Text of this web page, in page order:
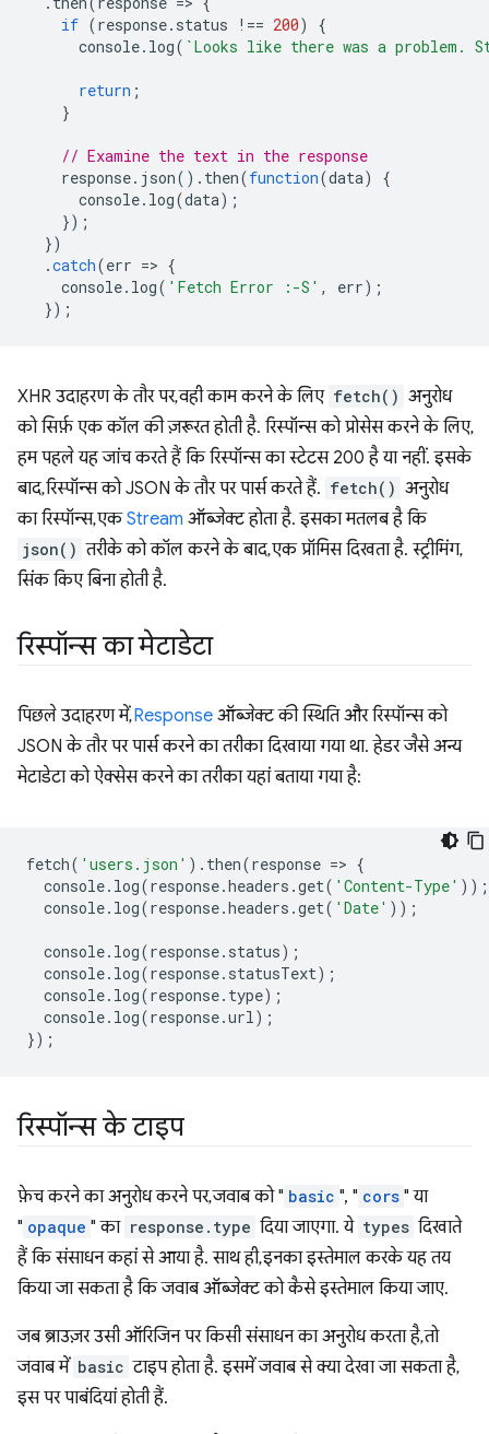
if (response. status !== 200)
{
console. log( `Looks like there was a problem.
return ;
}
// Examine the text in the response
response. json(). then(function(data)
{
console. log(data);
});
})
.catch(err => {
console. log( 'Fetch Error :-S' , err);
});
XHR उदाहरण के तौर पर, वही काम करने के लिए fetch() अनुरोध
को सिर्फ़ एक कॉल की ज़रूरत होती है. रिस्पॉन्स को प्रोसेस करने के लिए,
हम पहले यह जांच करते हैं कि रिस्पॉन्स का स्टेटस 200 है या नहीं. इसके
बाद, रिस्पॉन्स को JSON के तौर पर पार्स करते हैं. fetch() अनुरोध
का रिस्पॉन्स, एकStream ऑब्जेक्ट होता है. इसका मतलब है कि
json() तरीके को कॉल करने के बाद, एक प्रॉमिस दिखता है. स्ट्रीमिंग,
सिंक किए बिना होती है.
रिस्पॉन्स का मेटाडेटा
पिछले उदाहरण में,Response ऑब्जेक्ट की स्थिति और रिस्पॉन्स को
JSON के तौर पर पार्स करने का तरीका दिखाया गया था. हेडर जैसे अन्य
मेटाडेटा को ऐक्सेस करने का तरीका यहां बताया गया है:
fetch( 'users.json' ). then(response => {
console. log(response.headers .get( 'Content-Type' ));
console. log(response.headers .get( 'Date' ));
console. log(response. status);
console. log(response. statusText);
console. log(response. type);
console. log(response.url);
});
रिस्पॉन्स के टाइप
फ़ेच करने का अनुरोध करने पर, जवाब को " basic ", " cors " या
" opaque " का response.type दिया जाएगा. ये types दिखाते
हैं कि संसाधन कहां से आया है. साथ ही, इनका इस्तेमाल करके यह तय
किया जा सकता है कि जवाब ऑब्जेक्ट को कैसे इस्तेमाल किया जाए.
जब ब्राउज़र उसी ऑरिजिन पर किसी संसाधन का अनुरोध करता है, तो
जवाब में basic टाइप होता है. इसमें जवाब से क्या देखा जा सकता है,
इस पर पाबंदियां होती हैं.